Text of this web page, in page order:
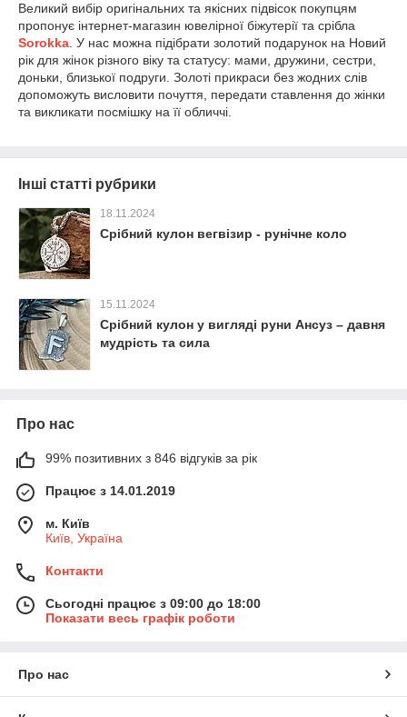
Великий вибір оригінальних та якісних підвісок покупцям
пропонує інтернет-магазин ювелірної біжутерії та срібла
Sorokka. У нас можна підібрати золотий подарунок на Новий
рік для жінок різного віку та статусу: мами, дружини, сестри,
доньки, близької подруги. Золоті прикраси без жодних слів
допоможуть висловити почуття, передати ставлення до жінки
та викликати посмішку на її обличчі.
Інші статті рубрики
18.11.2024
Срібний кулон вегвізир - рунічне коло
15.11.2024
Срібний кулон у вигляді руни Ансуз – давня
мудрість та сила
Про нас
99% позитивних з 846 відгуків за рік
Працює з 14.01.2019
м. Київ
Київ, Україна
Контакти
Сьогодні працює з 09:00 до 18:00
Показати весь графік роботи
Про нас